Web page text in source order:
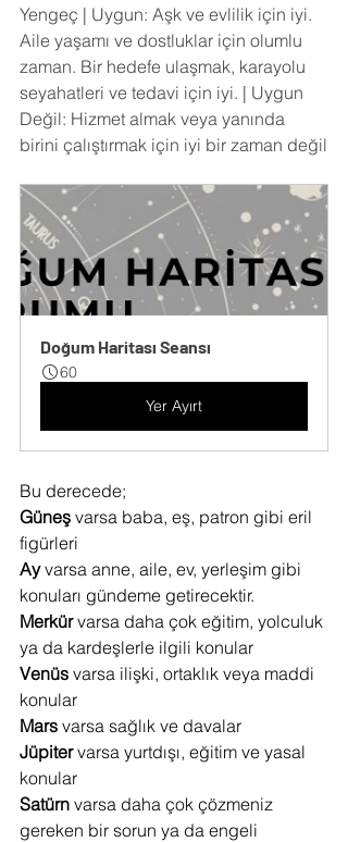
Yengeç | Uygun: Aşk ve evlilik için iyi.
Aile yaşamı ve dostluklar için olumlu
zaman. Bir hedefe ulaşmak, karayolu
seyahatleri ve tedavi için iyi. | Uygun
Değil: Hizmet almak veya yanında
birini çalıştırmak için iyi bir zaman değil
Doğum Haritası Seansı
60
Yer Ayırt
Bu derecede;
Güneş varsa baba, eş, patron gibi eril
figürleri
Ay varsa anne, aile, ev, yerleşim gibi
konuları gündeme getirecektir.
Merkür varsa daha çok eğitim, yolculuk
ya da kardeşlerle ilgili konular
Venüs varsa ilişki, ortaklık veya maddi
konular
Mars varsa sağlık ve davalar
Jüpiter varsa yurtdışı, eğitim ve yasal
konular
Satürn varsa daha çok çözmeniz
gereken bir sorun ya da engeli